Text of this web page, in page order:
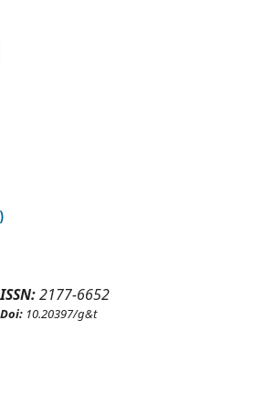
2177-6652
Doi: 10.20397/g&t